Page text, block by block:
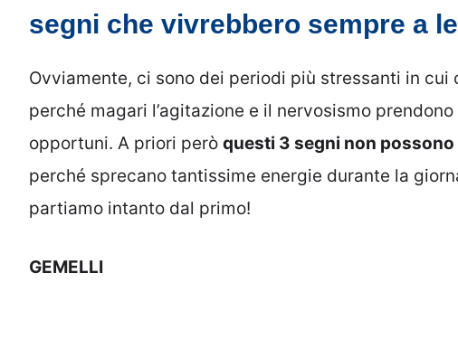
segni che vivrebbero sempre a
Ovviamente, ci sono dei periodi più stressanti in
perché magari l’agitazione e il nervosismo
opportuni. A priori però questi 3 segni non
perché sprecano tantissime energie durante la
partiamo intanto dal primo!
GEMELLI